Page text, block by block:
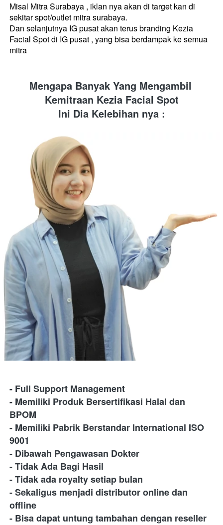
Misal Mitra Surabaya , iklan nya akan di target kan di
sekitar spot/outlet mitra surabaya.
Dan selanjutnya IG pusat akan terus branding Kezia
Facial Spot di IG pusat , yang bisa berdampak ke semua
mitra
Mengapa Banyak Yang Mengambil
Kemitraan Kezia Facial Spot
Ini Dia Kelebihan nya :
- Full Support Management
- Memiliki Produk Bersertifikasi Halal dan
BPOM
- Memiliki Pabrik Berstandar International ISO
9001
- Dibawah Pengawasan Dokter
- Tidak Ada Bagi Hasil
- Tidak ada royalty setiap bulan
- Sekaligus menjadi distributor online dan
offline
- Bisa dapat untung tambahan dengan reseller